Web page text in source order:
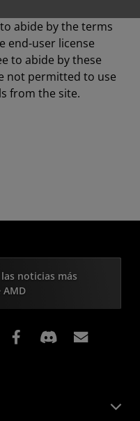
abide by the terms
end-user license
to abide by these
not permitted to use
from the site.
noticias más
AMD
Facebook